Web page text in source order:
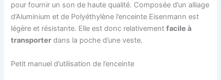
pour fournir un son de haute qualité. Composée d’un alliage
d’Aluminium et de Polyéthylène l’enceinte Eisenmann est
légère et résistante. Elle est donc relativementfacile à
transporter dans la poche d’une veste.
Petit manuel d’utilisation de l’enceinte